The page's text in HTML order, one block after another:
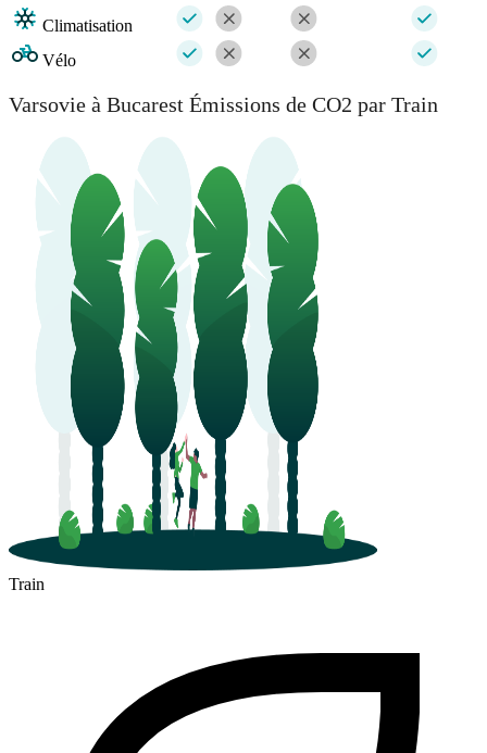
Climatisation
Vélo
Varsovie à Bucarest Émissions de CO2 par Train
Train